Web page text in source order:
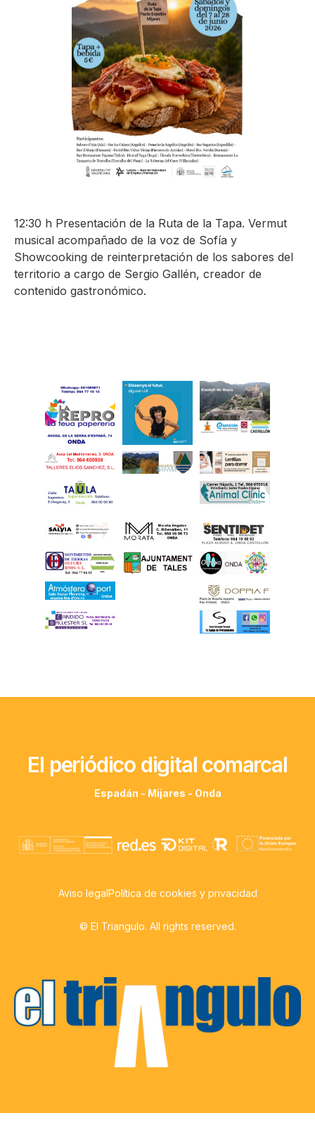
12:30 h Presentación de la Ruta de la Tapa. Vermut
musical acompañado de la voz de Sofía y
Showcooking de reinterpretación de los sabores del
territorio a cargo de Sergio Gallén, creador de
contenido gastronómico.
El periódico digital comarcal
Espadán - Mijares - Onda
Aviso legalPolítica de cookies y privacidad
© El Triangulo. All rights reserved.